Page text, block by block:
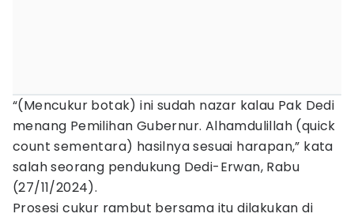
“(Mencukur botak) ini sudah nazar kalau Pak Dedi
menang Pemilihan Gubernur. Alhamdulillah (quick
count sementara) hasilnya sesuai harapan,” kata
salah seorang pendukung Dedi-Erwan, Rabu
(27/11/2024).
Prosesi cukur rambut bersama itu dilakukan di